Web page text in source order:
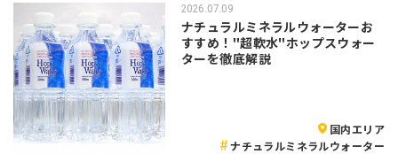
2026.07.09
ナチュラルミネラルウォーターお
すすめ！"超軟水"ホップスウォー
ターを徹底解説
国内エリア
ナチュラルミネラルウォーター